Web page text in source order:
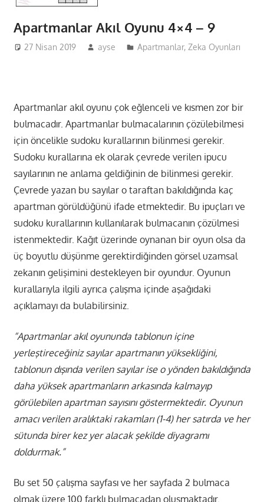
Apartmanlar Akıl Oyunu 4×4 – 9
27 Nisan 2019 ayse Apartmanlar, Zeka Oyunları
Apartmanlar akıl oyunu çok eğlenceli ve kısmen zor bir
bulmacadır. Apartmanlar bulmacalarının çözülebilmesi
için öncelikle sudoku kurallarının bilinmesi gerekir.
Sudoku kurallarına ek olarak çevrede verilen ipucu
sayılarının ne anlama geldiğinin de bilinmesi gerekir.
Çevrede yazan bu sayılar o taraftan bakıldığında kaç
apartman görüldüğünü ifade etmektedir. Bu ipuçları ve
sudoku kurallarının kullanılarak bulmacanın çözülmesi
istenmektedir. Kağıt üzerinde oynanan bir oyun olsa da
üç boyutlu düşünme gerektirdiğinden görsel uzamsal
zekanın gelişimini destekleyen bir oyundur. Oyunun
kurallarıyla ilgili ayrıca çalışma içinde aşağıdaki
açıklamayı da bulabilirsiniz.
“Apartmanlar akıl oyununda tablonun içine
yerleştireceğiniz sayılar apartmanın yüksekliğini,
tablonun dışında verilen sayılar ise o yönden bakıldığında
daha yüksek apartmanların arkasında kalmayıp
görülebilen apartman sayısını göstermektedir. Oyunun
amacı verilen aralıktaki rakamları (1-4) her satırda ve her
sütunda birer kez yer alacak şekilde diyagramı
doldurmak.”
Bu set 50 çalışma sayfası ve her sayfada 2 bulmaca
olmak üzere 100 farklı bulmacadan oluşmaktadır.